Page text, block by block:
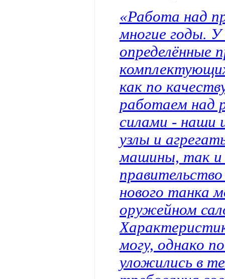
«Работа над
многие годы.
определённые
как по
работаем над
силами - наши
узлы и
машины, так и
нового танка
оружейном
могу, однако
уложились в